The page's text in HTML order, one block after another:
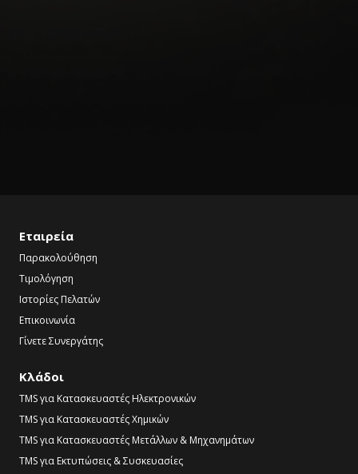
Εταιρεία
Παρακολούθηση
Τιμολόγηση
Ιστορίες Πελατών
Επικοινωνία
Γίνετε Συνεργάτης
Κλάδοι
TMS για Κατασκευαστές Ηλεκτρονικών
TMS για Κατασκευαστές Χημικών
TMS για Κατασκευαστές Μετάλλων & Μηχανημάτων
TMS για Εκτυπώσεις & Συσκευασίες